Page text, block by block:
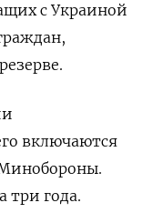
с Украиной
включаются
три года.